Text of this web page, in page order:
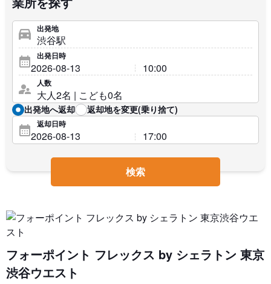
出発地
出発日時
人数
出発地へ返却 返却地を変更(乗り捨て)
返却日時
検索
フォーポイント フレックス by シェラトン 東京
渋谷ウエスト